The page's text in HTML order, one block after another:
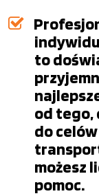
to
od tego,
do
możesz
pomoc.